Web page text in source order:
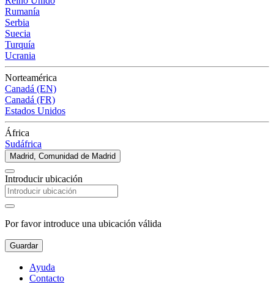
Rumanía
Serbia
Suecia
Turquía
Ucrania
Norteamérica
Canadá (EN)
Canadá (FR)
Estados Unidos
África
Sudáfrica
Madrid, Comunidad de Madrid
Introducir ubicación
Por favor introduce una ubicación válida
Guardar
Ayuda
Contacto